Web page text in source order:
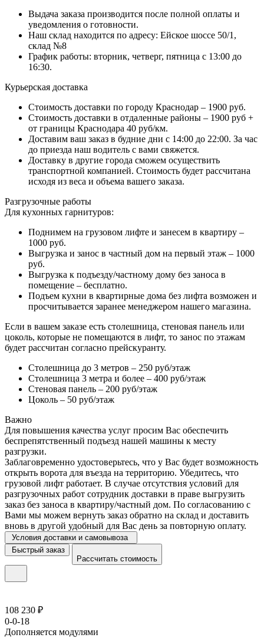
Выдача заказа производится после полной оплаты и
уведомления о готовности.
Наш склад находится по адресу: Ейское шоссе 50/1,
склад №8
График работы: вторник, четверг, пятница с 13:00 до
16:30.
Курьерская доставка
Стоимость доставки по городу Краснодар – 1900 руб.
Стоимость доставки в отдаленные районы – 1900 руб +
от границы Краснодара 40 руб/км.
Доставим ваш заказ в будние дни с 14:00 до 22:00. За час
до приезда наш водитель с вами свяжется.
Доставку в другие города сможем осуществить
транспортной компанией. Стоимость будет рассчитана
исходя из веса и объема вашего заказа.
Разгрузочные работы
Для кухонных гарнитуров:
Поднимем на грузовом лифте и занесем в квартиру –
1000 руб.
Выгрузка и занос в частный дом на первый этаж – 1000
руб.
Выгрузка к подъезду/частному дому без заноса в
помещение – бесплатно.
Подъем кухни в квартирные дома без лифта возможен и
просчитывается заранее менеджером нашего магазина.
Если в вашем заказе есть столешница, стеновая панель или
цоколь, которые не помещаются в лифт, то занос по этажам
будет рассчитан согласно прейскуранту.
Столешница до 3 метров – 250 руб/этаж
Столешница 3 метра и более – 400 руб/этаж
Стеновая панель – 200 руб/этаж
Цоколь – 50 руб/этаж
Важно
Для повышения качества услуг просим Вас обеспечить
беспрепятственный подъезд нашей машины к месту
разгрузки.
Заблаговременно удостоверьтесь, что у Вас будет возможность
открыть ворота для въезда на территорию. Убедитесь, что
грузовой лифт работает. В случае отсутствия условий для
разгрузочных работ сотрудник доставки в праве выгрузить
заказ без заноса в квартиру/частный дом. По согласованию с
Вами мы можем вернуть заказ обратно на склад и доставить
вновь в другой удобный для Вас день за повторную оплату.
Условия доставки и самовывоза
Быстрый заказ
Рассчитать стоимость
108 230 ₽
0-0-18
Дополняется модулями